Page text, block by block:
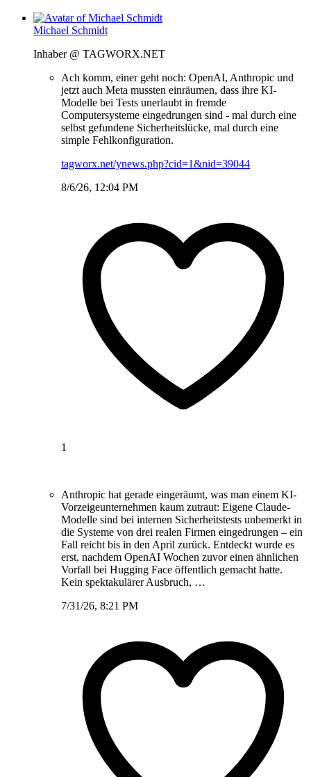
Michael Schmidt
Inhaber @ TAGWORX.NET
Ach komm, einer geht noch: OpenAI, Anthropic und
jetzt auch Meta mussten einräumen, dass ihre KI-
Modelle bei Tests unerlaubt in fremde
Computersysteme eingedrungen sind - mal durch eine
selbst gefundene Sicherheitslücke, mal durch eine
simple Fehlkonfiguration.
tagworx.net/ynews.php?cid=1&nid=39044
8/6/26, 12:04 PM
1
Anthropic hat gerade eingeräumt, was man einem KI-
Vorzeigeunternehmen kaum zutraut: Eigene Claude-
Modelle sind bei internen Sicherheitstests unbemerkt in
die Systeme von drei realen Firmen eingedrungen – ein
Fall reicht bis in den April zurück. Entdeckt wurde es
erst, nachdem OpenAI Wochen zuvor einen ähnlichen
Vorfall bei Hugging Face öffentlich gemacht hatte.
Kein spektakulärer Ausbruch, …
7/31/26, 8:21 PM